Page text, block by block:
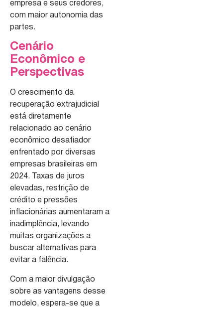
empresa e seus credores,
com maior autonomia das
partes.
Cenário
Econômico e
Perspectivas
O crescimento da
recuperação extrajudicial
está diretamente
relacionado ao cenário
econômico desafiador
enfrentado por diversas
empresas brasileiras em
2024. Taxas de juros
elevadas, restrição de
crédito e pressões
inflacionárias aumentaram a
inadimplência, levando
muitas organizações a
buscar alternativas para
evitar a falência.
Com a maior divulgação
sobre as vantagens desse
modelo, espera-se que a